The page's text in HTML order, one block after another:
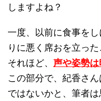
しますよね？
一度、以前に食事を
りに悪く席おを立った
それほど、 声や姿勢
この部分で、紀香さ
ではないかと、筆者は